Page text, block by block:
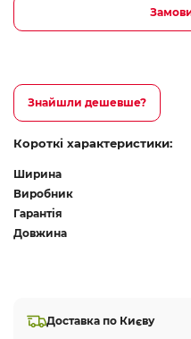
Знайшли дешевше?
Короткі характеристики:
Ширина
Виробник
Гарантія
Довжина
Доставка по Києву